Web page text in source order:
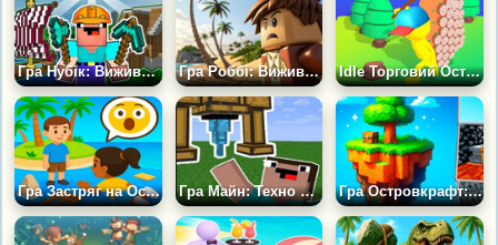
Гра Нубік: Виживання на Острові Гра Роббі: Виживання на Острові Idle Торговий Острів
Гра Застряг на Острові Тайкун: Крафт і Виживання Гра Майн: Техно Острови 3Д Гра Островкрафт: Виживання Нубіка